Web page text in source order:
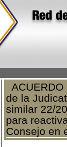
de la
similar 22/
para
Consejo en